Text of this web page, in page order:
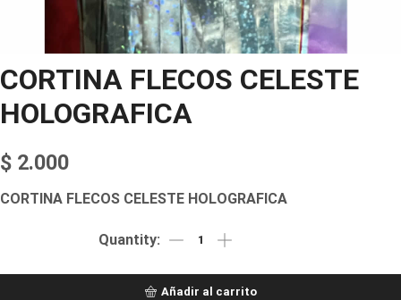
CORTINA FLECOS CELESTE
HOLOGRAFICA
$ 2.000
CORTINA FLECOS CELESTE HOLOGRAFICA
Añadir al carrito